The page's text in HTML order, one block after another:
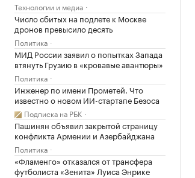
Технологии и медиа
Число сбитых на подлете к Москве
дронов превысило десять
Политика
МИД России заявил о попытках Запада
втянуть Грузию в «кровавые авантюры»
Политика
Инженер по имени Прометей. Что
известно о новом ИИ-стартапе Безоса
Подписка на РБК
Пашинян объявил закрытой страницу
конфликта Армении и Азербайджана
Политика
«Фламенго» отказался от трансфера
футболиста «Зенита» Луиса Энрике